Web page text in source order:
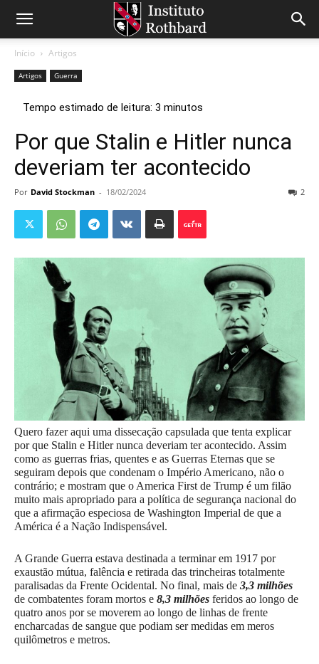
Início Artigos
Artigos Guerra
Por que Stalin e Hitler nunca
deveriam ter acontecido
Por David Stockman - 18/02/2024 2
Quero fazer aqui uma dissecação capsulada que tenta explicar
por que Stalin e Hitler nunca deveriam ter acontecido. Assim
como as guerras frias, quentes e as Guerras Eternas que se
seguiram depois que condenam o Império Americano, não o
contrário; e mostram que o America First de Trump é um filão
muito mais apropriado para a política de segurança nacional do
que a afirmação especiosa de Washington Imperial de que a
América é a Nação Indispensável.
A Grande Guerra estava destinada a terminar em 1917 por
exaustão mútua, falência e retirada das trincheiras totalmente
paralisadas da Frente Ocidental. No final, mais de 3,3 milhões
de combatentes foram mortos e 8,3 milhões feridos ao longo de
quatro anos por se moverem ao longo de linhas de frente
encharcadas de sangue que podiam ser medidas em meros
quilômetros e metros.